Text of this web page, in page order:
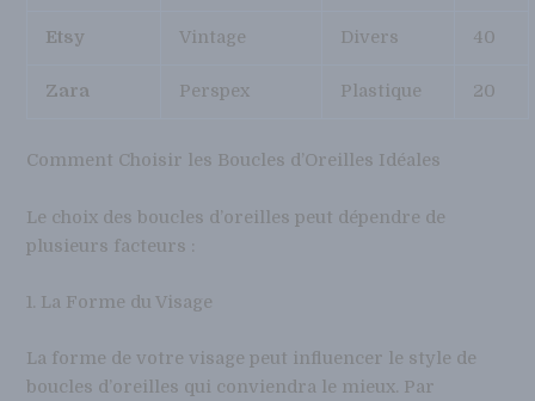
Etsy Vintage Divers 40
Zara Perspex Plastique 20
Comment Choisir les Boucles d’Oreilles Idéales
Le choix des boucles d’oreilles peut dépendre de
plusieurs facteurs :
1. La Forme du Visage
La forme de votre visage peut influencer le style de
boucles d’oreilles qui conviendra le mieux. Par